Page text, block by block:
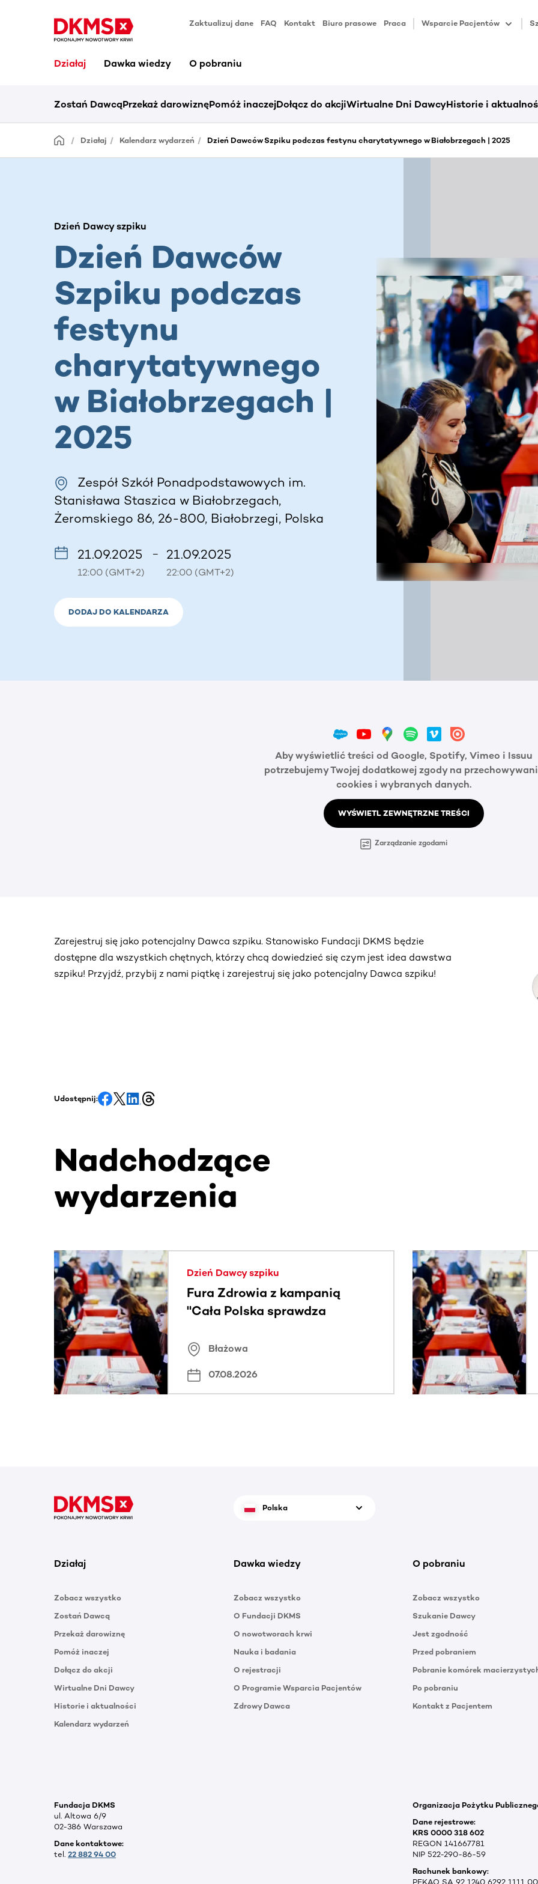
Zaktualizuj dane FAQ Kontakt Biuro prasowe Praca Wsparcie Pacjentów
Działaj Dawka wiedzy O pobraniu
Zostań DawcąPrzekaż darowiznęPomóż inaczejDołącz do akcjiWirtualne Dni DawcyHistorie i
Działaj Kalendarz wydarzeń Dzień Dawców Szpiku podczas festynu charytatywnego w Białobrzegach | 2025
Dzień Dawcy szpiku
Dzień Dawców
Szpiku podczas
festynu
charytatywnego
w Białobrzegach |
2025
Zespół Szkół Ponadpodstawowych im.
Stanisława Staszica w Białobrzegach,
Żeromskiego 86, 26-800, Białobrzegi, Polska
21.09.2025
12:00 (GMT+2)
– 21.09.2025
22:00 (GMT+2)
DODAJ DO KALENDARZA
Aby wyświetlić treści od Google, Spotify, Vimeo i Issuu
potrzebujemy Twojej dodatkowej zgody na
cookies i wybranych danych.
WYŚWIETL ZEWNĘTRZNE TREŚCI
Zarządzanie zgodami
Zarejestruj się jako potencjalny Dawca szpiku. Stanowisko Fundacji DKMS będzie
dostępne dla wszystkich chętnych, którzy chcą dowiedzieć się czym jest idea dawstwa
szpiku! Przyjdź, przybij z nami piątkę i zarejestruj się jako potencjalny Dawca szpiku!
Udostępnij:
Nadchodzące
wydarzenia
Ta sekcja zawiera treści przewijane w poziomie. Użyj klawisza Tab lub przesuń palcem, aby zobaczyć
Dzień Dawcy szpiku
Fura Zdrowia z kampanią
"Cała Polska sprawdza
Błażowa
07.08.2026
Polska
Działaj
Zobacz wszystko
Zostań Dawcą
Przekaż darowiznę
Pomóż inaczej
Dołącz do akcji
Wirtualne Dni Dawcy
Historie i aktualności
Kalendarz wydarzeń
Dawka wiedzy
Zobacz wszystko
O Fundacji DKMS
O nowotworach krwi
Nauka i badania
O rejestracji
O Programie Wsparcia Pacjentów
Zdrowy Dawca
O pobraniu
Zobacz wszystko
Szukanie Dawcy
Jest zgodność
Przed pobraniem
Pobranie komórek
Po pobraniu
Kontakt z Pacjentem
Fundacja DKMS
ul. Altowa 6/9
02-386 Warszawa
Dane kontaktowe:
tel. 22 882 94 00
Organizacja Pożytku
Dane rejestrowe:
KRS 0000 318 602
REGON 141667781
NIP 522-290-86-59
Rachunek bankowy:
PEKAO SA 92 1240 6292 1111